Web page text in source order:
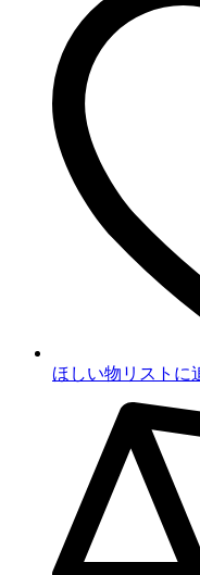
ほしい物リストに